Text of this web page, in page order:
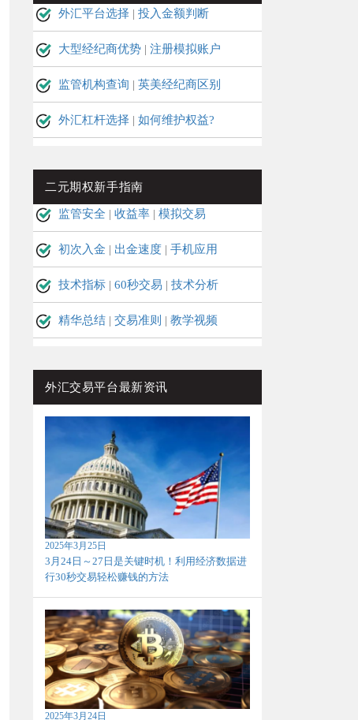
外汇平台选择 | 投入金额判断
大型经纪商优势 | 注册模拟账户
监管机构查询 | 英美经纪商区别
外汇杠杆选择 | 如何维护权益?
二元期权新手指南
监管安全 | 收益率 | 模拟交易
初次入金 | 出金速度 | 手机应用
技术指标 | 60秒交易 | 技术分析
精华总结 | 交易准则 | 教学视频
外汇交易平台最新资讯
2025年3月25日
3月24日～27日是关键时机！利用经济数据进
行30秒交易轻松赚钱的方法
2025年3月24日